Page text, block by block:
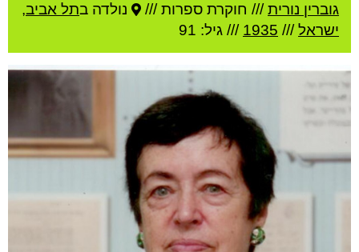
גוברין נורית/// חוקרת ספרות /// נולדה בתל אביב,
ישראל///
1935 /// גיל: 91